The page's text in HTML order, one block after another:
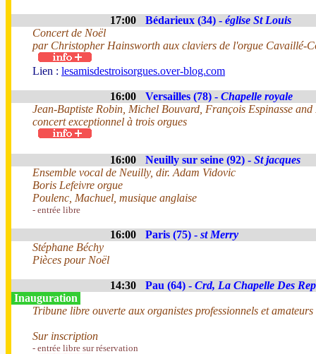
17:00 Bédarieux (34) - église St Louis
Concert de Noël
par Christopher Hainsworth aux claviers de l'orgue Cavaillé-
Lien : lesamisdestroisorgues.over-blog.com
16:00 Versailles (78) - Chapelle royale
Jean-Baptiste Robin, Michel Bouvard, François Espinasse
concert exceptionnel à trois orgues
16:00 Neuilly sur seine (92) - St jacques
Ensemble vocal de Neuilly, dir. Adam Vidovic
Boris Lefeivre orgue
Poulenc, Machuel, musique anglaise
- entrée libre
16:00 Paris (75) - st Merry
Stéphane Béchy
Pièces pour Noël
14:30 Pau (64) - Crd, La Chapelle Des
Inauguration
Tribune libre ouverte aux organistes professionnels et amateurs
Sur inscription
- entrée libre sur réservation